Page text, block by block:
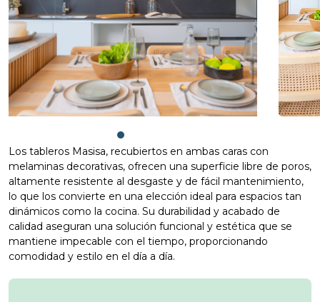
Los tableros Masisa, recubiertos en ambas caras con
melaminas decorativas, ofrecen una superficie libre de poros,
altamente resistente al desgaste y de fácil mantenimiento,
lo que los convierte en una elección ideal para espacios tan
dinámicos como la cocina. Su durabilidad y acabado de
calidad aseguran una solución funcional y estética que se
mantiene impecable con el tiempo, proporcionando
comodidad y estilo en el día a día.